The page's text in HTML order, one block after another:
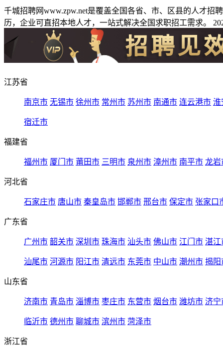
千城招聘网www.zpw.net是覆盖全国各省、市、区县的人才
历，企业可直招本地人才，一站式解决全国求职招工需求。
江苏省
南京市 无锡市 徐州市 常州市 苏州市 南通市 连云港市 淮
宿迁市
福建省
福州市 厦门市 莆田市 三明市 泉州市 漳州市 南平市 龙岩
河北省
石家庄市 唐山市 秦皇岛市 邯郸市 邢台市 保定市 张家口
广东省
广州市 韶关市 深圳市 珠海市 汕头市 佛山市 江门市 湛江
汕尾市 河源市 阳江市 清远市 东莞市 中山市 潮州市 揭阳
山东省
济南市 青岛市 淄博市 枣庄市 东营市 烟台市 潍坊市 济宁
临沂市 德州市 聊城市 滨州市 菏泽市
浙江省